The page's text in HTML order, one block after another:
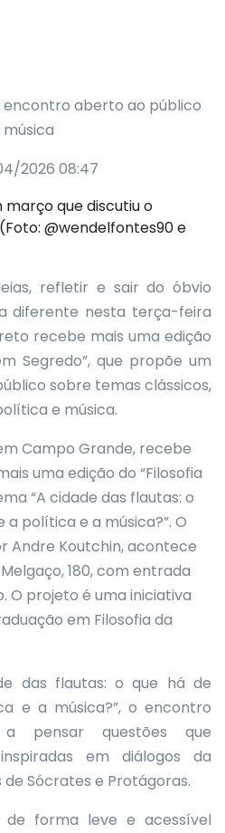
aberto ao público
2026 08:47
que discutiu o
@wendelfontes90 e
refletir e sair do óbvio
diferente nesta terça-feira
recebe mais uma edição
Segredo”, que propõe um
sobre temas clássicos,
e música.
Campo Grande, recebe
uma edição do “Filosofia
“A cidade das flautas: o
política e a música?”. O
Andre Koutchin, acontece
180, com entrada
O projeto é uma iniciativa
em Filosofia da
das flautas: o que há de
e a música?”, o encontro
pensar questões que
em diálogos da
Sócrates e Protágoras.
forma leve e acessível